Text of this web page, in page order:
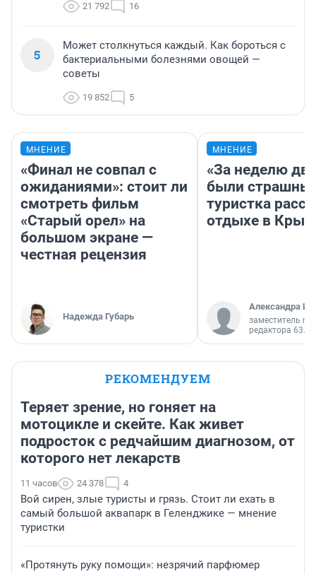
21 792 16
5
Может столкнуться каждый. Как бороться с
бактериальными болезнями овощей —
советы
19 852 5
МНЕНИЕ
«Финал не совпал с
ожиданиями»: стоит ли
смотреть фильм
«Старый орел» на
большом экране —
честная рецензия
Надежда Губарь
МНЕНИЕ
«За неделю
были
туристка
отдыхе в
Александра
заместитель
редактора 63.RU
РЕКОМЕНДУЕМ
Теряет зрение, но гоняет на
мотоцикле и скейте. Как живет
подросток с редчайшим диагнозом, от
которого нет лекарств
11 часов 24 378 4
Вой сирен, злые туристы и грязь. Стоит ли ехать в
самый большой аквапарк в Геленджике — мнение
туристки
«Протянуть руку помощи»: незрячий парфюмер